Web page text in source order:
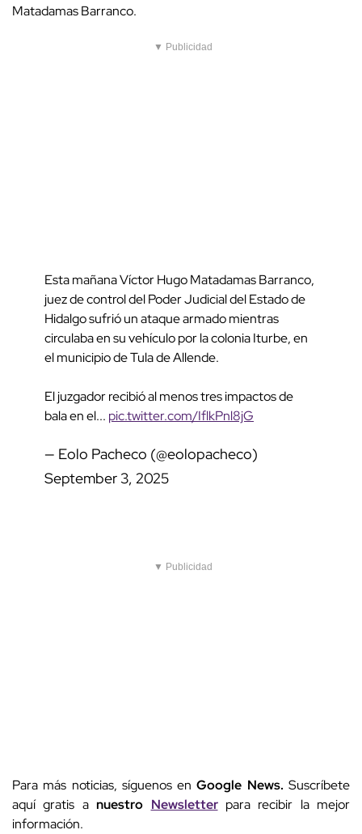
Matadamas Barranco.
▼ Publicidad
Esta mañana Víctor Hugo Matadamas Barranco,
juez de control del Poder Judicial del Estado de
Hidalgo sufrió un ataque armado mientras
circulaba en su vehículo por la colonia Iturbe, en
el municipio de Tula de Allende.
El juzgador recibió al menos tres impactos de
bala en el... pic.twitter.com/IflkPnl8jG
— Eolo Pacheco (@eolopacheco)
September 3, 2025
▼ Publicidad
Para más noticias, síguenos enGoogle News.Suscríbete
aquí gratis anuestro Newsletter para recibir la mejor
información.